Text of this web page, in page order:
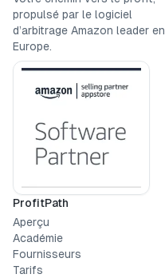
propulsé par le logiciel
d’arbitrage Amazon leader en
Europe.
ProfitPath
Aperçu
Académie
Fournisseurs
Tarifs